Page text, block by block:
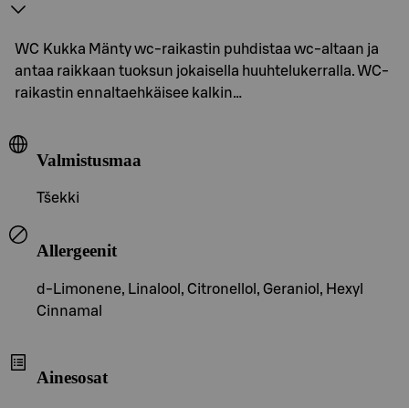
WC Kukka Mänty wc-raikastin puhdistaa wc-altaan ja
antaa raikkaan tuoksun jokaisella huuhtelukerralla. WC-
raikastin ennaltaehkäisee kalkin…
Valmistusmaa
Tšekki
Allergeenit
d-Limonene, Linalool, Citronellol, Geraniol, Hexyl
Cinnamal
Ainesosat